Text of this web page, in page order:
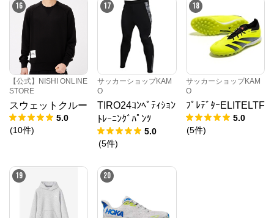
16
【公式】NISHI ONLINE
STORE
スウェットクルー
5.0
(10件)
17
サッカーショップKAM
O
TIRO24ｺﾝﾍﾟﾃｨｼｮﾝ
ﾄﾚｰﾆﾝｸﾞﾊﾟﾝﾂ
5.0
(5件)
18
サッカーショップKAM
O
ﾌﾟﾚﾃﾞﾀｰELITELTF
5.0
(5件)
19 20